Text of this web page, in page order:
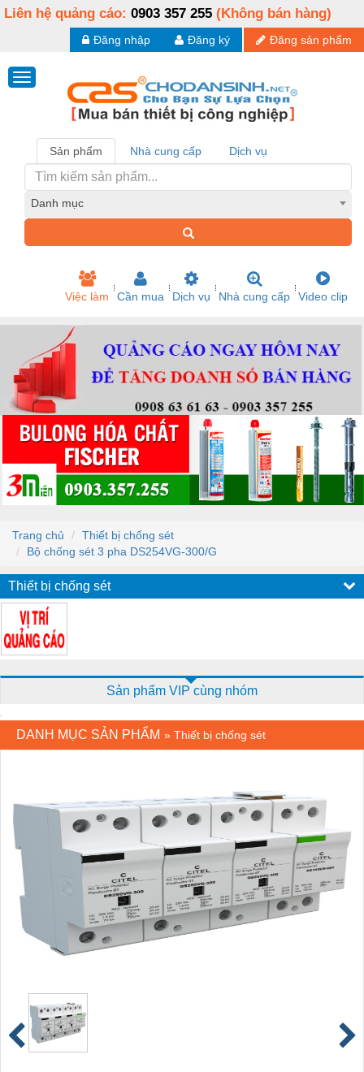
Liên hệ quảng cáo: 0903 357 255 (Không bán hàng)
Đăng sản phẩm
Đăng ký
Đăng nhập
Sản phẩm Nhà cung cấp Dịch vụ
Danh mục
Việc làm Cần mua Dịch vụ Nhà cung cấp Video clip
Trang chủ
Thiết bị chống sét
Bộ chống sét 3 pha DS254VG-300/G
Thiết bị chống sét
Sản phẩm VIP cùng nhóm
DANH MỤC SẢN PHẨM » Thiết bị chống sét